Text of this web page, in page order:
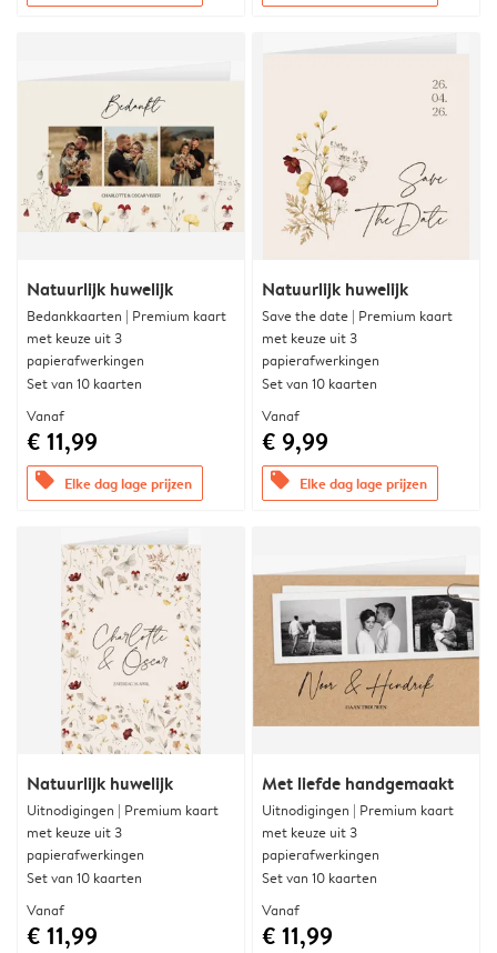
Natuurlijk huwelijk
Bedankkaarten | Premium kaart
met keuze uit 3
papierafwerkingen
Set van 10 kaarten
Vanaf
€ 11,99
offers Elke dag lage prijzen
Natuurlijk huwelijk
Save the date | Premium kaart
met keuze uit 3
papierafwerkingen
Set van 10 kaarten
Vanaf
€ 9,99
offers Elke dag lage prijzen
Natuurlijk huwelijk
Uitnodigingen | Premium kaart
met keuze uit 3
papierafwerkingen
Set van 10 kaarten
Vanaf
€ 11,99
Met liefde handgemaakt
Uitnodigingen | Premium kaart
met keuze uit 3
papierafwerkingen
Set van 10 kaarten
Vanaf
€ 11,99